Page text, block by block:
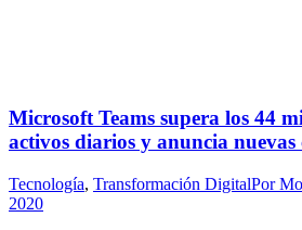
Microsoft Teams supera los 44
activos diarios y anuncia nuevas
Tecnología, Transformación DigitalPor
2020